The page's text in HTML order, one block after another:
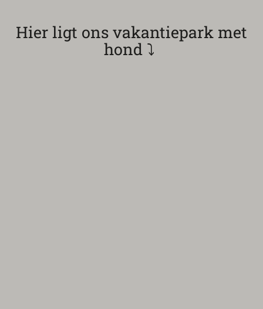
Hier ligt ons vakantiepark met
hond ⤵